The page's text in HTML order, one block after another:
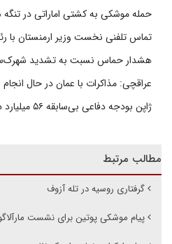
حمله موشکی به کشتی اماراتی در تنگه
تماس تلفنی نخست وزیر ارمنستان با
هشدار حماس نسبت به تشدید
عراقچی: مذاکرات با عمان در حال
ژاپن بودجه دفاعی بی‌سابقه ۵۶ میلیارد دلاری را در نظر دارد
مطالب مرتبط
گرفتاری روسیه در تله آزوف
پیام موشکی پوتین برای نشست